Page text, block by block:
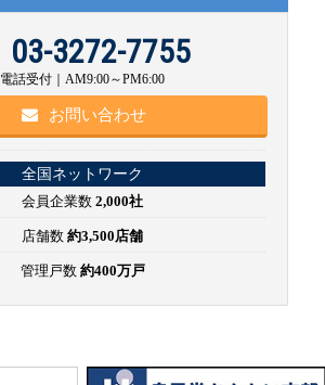
03-3272-7755
電話受付｜AM9:00～PM6:00
お問い合わせ
全国ネットワーク
会員企業数 2,000社
店舗数 約3,500店舗
管理戸数 約400万戸